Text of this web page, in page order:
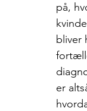
på,
bliver
er